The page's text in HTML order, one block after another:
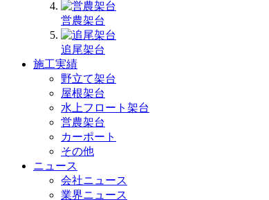
営農架台
追尾架台
施工実績
野立て架台
屋根架台
水上フロート架台
営農架台
カーポート
その他
ニュース
会社ニュース
業界ニュース